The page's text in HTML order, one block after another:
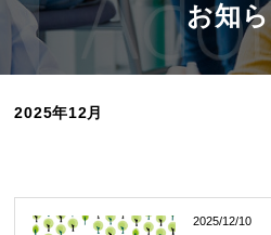
お知
2025年12月
2025/12/10